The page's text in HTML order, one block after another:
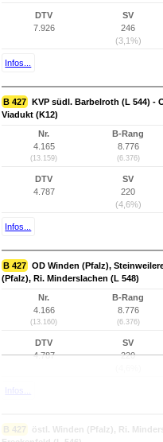
DTV
7.926
SV
246
(3,1%)
Infos...
B 427 KVP südl. Barbelroth (L 544) -
Viadukt (K12)
Nr.
4.165
(13.159)
B-Rang
8.776
(6.376)
DTV
4.787
SV
220
(4,6%)
Infos...
B 427 OD Winden (Pfalz),
(Pfalz), Ri. Minderslachen (L 548)
Nr.
4.166
(13.160)
B-Rang
8.776
(6.376)
DTV
4.787
SV
220
Infos...
B 427
östl. Winden (Pfalz), Ri.